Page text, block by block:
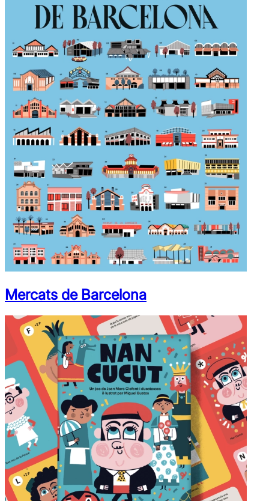
Mercats de Barcelona